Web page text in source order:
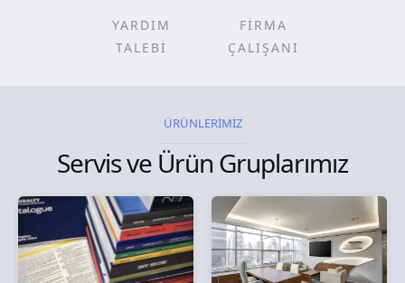
YARDIM
TALEBİ
FİRMA
ÇALIŞANI
ÜRÜNLERİMİZ
Servis ve Ürün Gruplarımız